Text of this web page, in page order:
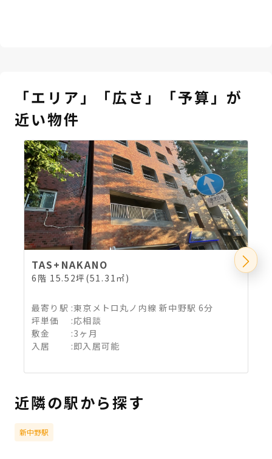
「エリア」「広さ」「予算」が
近い物件
TAS+NAKANO
6階 15.52坪(51.31㎡)
最寄り駅 :東京メトロ丸ノ内線 新中野駅 6分
坪単価
:応相談
敷金
:3ヶ月
入居
:即入居可能
近隣の駅から探す
新中野駅